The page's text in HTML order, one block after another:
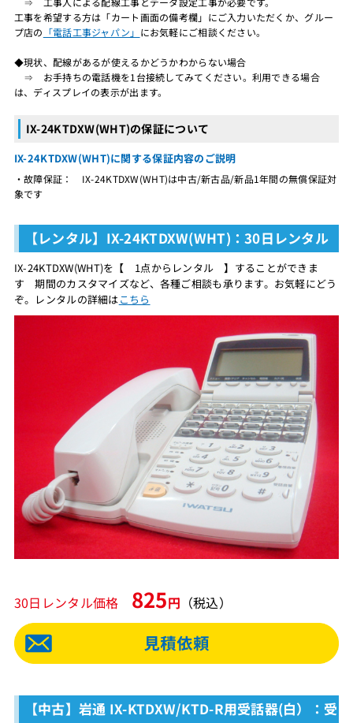
工事を希望する方は「カート画面の備考欄」にご入力いただくか、グルー
プ店の 「電話工事ジャパン」 にお気軽にご相談ください。
◆現状、配線があるが使えるかどうかわからない場合
⇒ お手持ちの電話機を1台接続してみてください。利用できる場合
は、ディスプレイの表示が出ます。
IX-24KTDXW(WHT)の保証について
IX-24KTDXW(WHT)に関する保証内容のご説明
・故障保証： IX-24KTDXW(WHT)は中古/新古品/新品1年間の無償保証対
象です
【レンタル】IX-24KTDXW(WHT)：30日レンタル
IX-24KTDXW(WHT)を【 1点からレンタル 】することができま
す 期間のカスタマイズなど、各種ご相談も承ります。お気軽にどう
ぞ。レンタルの詳細はこちら
30日レンタル価格 825円 （税込）
【中古】岩通 IX-KTDXW/KTD-R用受話器(白）：受